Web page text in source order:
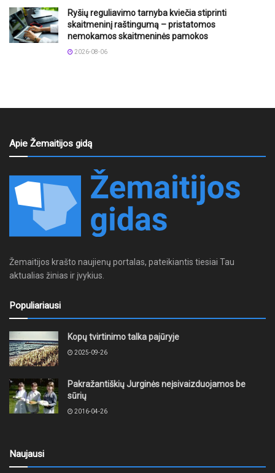
Ryšių reguliavimo tarnyba kviečia stiprinti
skaitmeninį raštingumą – pristatomos
nemokamos skaitmeninės pamokos
2026-08-06
Apie Žemaitijos gidą
Žemaitijos krašto naujienų portalas, pateikiantis tiesiai Tau
aktualias žinias ir įvykius.
Populiariausi
Kopų tvirtinimo talka pajūryje
2025-09-26
Pakražantiškių Jurginės neįsivaizduojamos be
sūrių
2016-04-26
Naujausi